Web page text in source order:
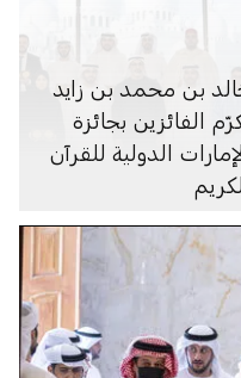
بن محمد بن زايد
الفائزين بجائزة
الدولية للقرآن